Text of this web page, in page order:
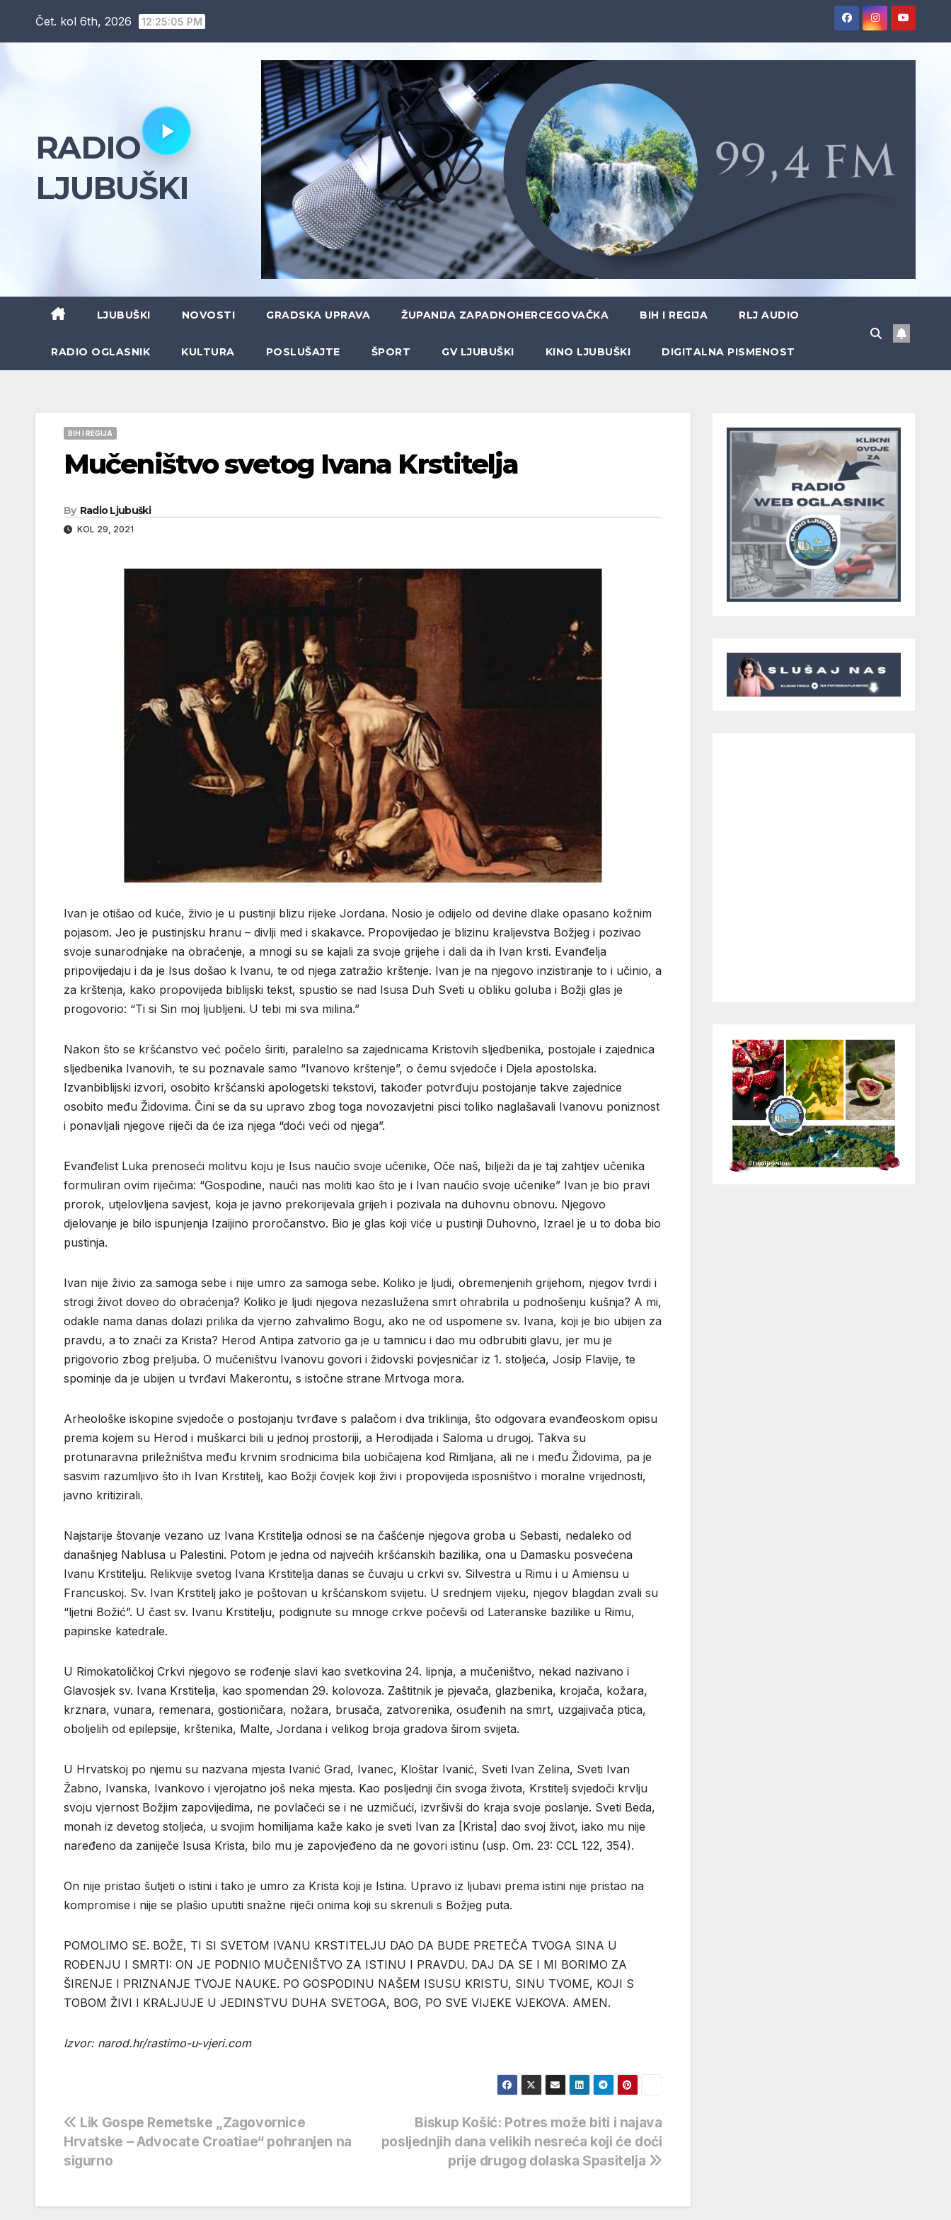
Čet. kol 6th, 2026 12:25:06 PM
RADIO
LJUBUŠKI
LJUBUŠKI NOVOSTI GRADSKA UPRAVA ŽUPANIJA ZAPADNOHERCEGOVAČKA BIH I REGIJA RLJ AUDIO
RADIO OGLASNIK KULTURA POSLUŠAJTE ŠPORT GV LJUBUŠKI KINO LJUBUŠKI DIGITALNA PISMENOST
BIH I REGIJA
Mučeništvo svetog Ivana Krstitelja
By Radio Ljubuški
KOL 29, 2021
Ivan je otišao od kuće, živio je u pustinji blizu rijeke Jordana. Nosio je odijelo od devine dlake opasano kožnim
pojasom. Jeo je pustinjsku hranu – divlji med i skakavce. Propovijedao je blizinu kraljevstva Božjeg i pozivao
svoje sunarodnjake na obraćenje, a mnogi su se kajali za svoje grijehe i dali da ih Ivan krsti. Evanđelja
pripovijedaju i da je Isus došao k Ivanu, te od njega zatražio krštenje. Ivan je na njegovo inzistiranje to i učinio, a
za krštenja, kako propovijeda biblijski tekst, spustio se nad Isusa Duh Sveti u obliku goluba i Božji glas je
progovorio: “Ti si Sin moj ljubljeni. U tebi mi sva milina.”
Nakon što se kršćanstvo već počelo širiti, paralelno sa zajednicama Kristovih sljedbenika, postojale i zajednica
sljedbenika Ivanovih, te su poznavale samo “Ivanovo krštenje”, o čemu svjedoče i Djela apostolska.
Izvanbiblijski izvori, osobito kršćanski apologetski tekstovi, također potvrđuju postojanje takve zajednice
osobito među Židovima. Čini se da su upravo zbog toga novozavjetni pisci toliko naglašavali Ivanovu poniznost
i ponavljali njegove riječi da će iza njega “doći veći od njega”.
Evanđelist Luka prenoseći molitvu koju je Isus naučio svoje učenike, Oče naš, bilježi da je taj zahtjev učenika
formuliran ovim riječima: “Gospodine, nauči nas moliti kao što je i Ivan naučio svoje učenike” Ivan je bio pravi
prorok, utjelovljena savjest, koja je javno prekorijevala grijeh i pozivala na duhovnu obnovu. Njegovo
djelovanje je bilo ispunjenja Izaijino proročanstvo. Bio je glas koji viće u pustinji Duhovno, Izrael je u to doba bio
pustinja.
Ivan nije živio za samoga sebe i nije umro za samoga sebe. Koliko je ljudi, obremenjenih grijehom, njegov tvrdi i
strogi život doveo do obraćenja? Koliko je ljudi njegova nezaslužena smrt ohrabrila u podnošenju kušnja? A mi,
odakle nama danas dolazi prilika da vjerno zahvalimo Bogu, ako ne od uspomene sv. Ivana, koji je bio ubijen za
pravdu, a to znači za Krista? Herod Antipa zatvorio ga je u tamnicu i dao mu odbrubiti glavu, jer mu je
prigovorio zbog preljuba. O mučeništvu Ivanovu govori i židovski povjesničar iz 1. stoljeća, Josip Flavije, te
spominje da je ubijen u tvrđavi Makerontu, s istočne strane Mrtvoga mora.
Arheološke iskopine svjedoče o postojanju tvrđave s palačom i dva triklinija, što odgovara evanđeoskom opisu
prema kojem su Herod i muškarci bili u jednoj prostoriji, a Herodijada i Saloma u drugoj. Takva su
protunaravna priležništva među krvnim srodnicima bila uobičajena kod Rimljana, ali ne i među Židovima, pa je
sasvim razumljivo što ih Ivan Krstitelj, kao Božji čovjek koji živi i propovijeda isposništvo i moralne vrijednosti,
javno kritizirali.
Najstarije štovanje vezano uz Ivana Krstitelja odnosi se na čašćenje njegova groba u Sebasti, nedaleko od
današnjeg Nablusa u Palestini. Potom je jedna od najvećih kršćanskih bazilika, ona u Damasku posvećena
Ivanu Krstitelju. Relikvije svetog Ivana Krstitelja danas se čuvaju u crkvi sv. Silvestra u Rimu i u Amiensu u
Francuskoj. Sv. Ivan Krstitelj jako je poštovan u kršćanskom svijetu. U srednjem vijeku, njegov blagdan zvali su
“ljetni Božić”. U čast sv. Ivanu Krstitelju, podignute su mnoge crkve počevši od Lateranske bazilike u Rimu,
papinske katedrale.
U Rimokatoličkoj Crkvi njegovo se rođenje slavi kao svetkovina 24. lipnja, a mučeništvo, nekad nazivano i
Glavosjek sv. Ivana Krstitelja, kao spomendan 29. kolovoza. Zaštitnik je pjevača, glazbenika, krojača, kožara,
krznara, vunara, remenara, gostioničara, nožara, brusača, zatvorenika, osuđenih na smrt, uzgajivača ptica,
oboljelih od epilepsije, krštenika, Malte, Jordana i velikog broja gradova širom svijeta.
U Hrvatskoj po njemu su nazvana mjesta Ivanić Grad, Ivanec, Kloštar Ivanić, Sveti Ivan Zelina, Sveti Ivan
Žabno, Ivanska, Ivankovo i vjerojatno još neka mjesta. Kao posljednji čin svoga života, Krstitelj svjedoči krvlju
svoju vjernost Božjim zapovijedima, ne povlačeći se i ne uzmičući, izvršivši do kraja svoje poslanje. Sveti Beda,
monah iz devetog stoljeća, u svojim homilijama kaže kako je sveti Ivan za [Krista] dao svoj život, iako mu nije
naređeno da zaniječe Isusa Krista, bilo mu je zapovjeđeno da ne govori istinu (usp. Om. 23: CCL 122, 354).
On nije pristao šutjeti o istini i tako je umro za Krista koji je Istina. Upravo iz ljubavi prema istini nije pristao na
kompromise i nije se plašio uputiti snažne riječi onima koji su skrenuli s Božjeg puta.
POMOLIMO SE. BOŽE, TI SI SVETOM IVANU KRSTITELJU DAO DA BUDE PRETEČA TVOGA SINA U
ROĐENJU I SMRTI: ON JE PODNIO MUČENIŠTVO ZA ISTINU I PRAVDU. DAJ DA SE I MI BORIMO ZA
ŠIRENJE I PRIZNANJE TVOJE NAUKE. PO GOSPODINU NAŠEM ISUSU KRISTU, SINU TVOME, KOJI S
TOBOM ŽIVI I KRALJUJE U JEDINSTVU DUHA SVETOGA, BOG, PO SVE VIJEKE VJEKOVA. AMEN.
Izvor: narod.hr/rastimo-u-vjeri.com
Navigacija
objava
Biskup Košić: Potres može biti i najava
posljednjih dana velikih nesreća koji će doći
prije drugog dolaska Spasitelja
Lik Gospe Remetske „Zagovornice
Hrvatske – Advocate Croatiae“ pohranjen na
sigurno